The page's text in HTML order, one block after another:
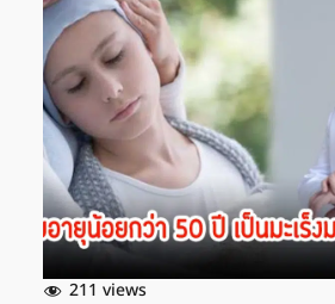
211 views